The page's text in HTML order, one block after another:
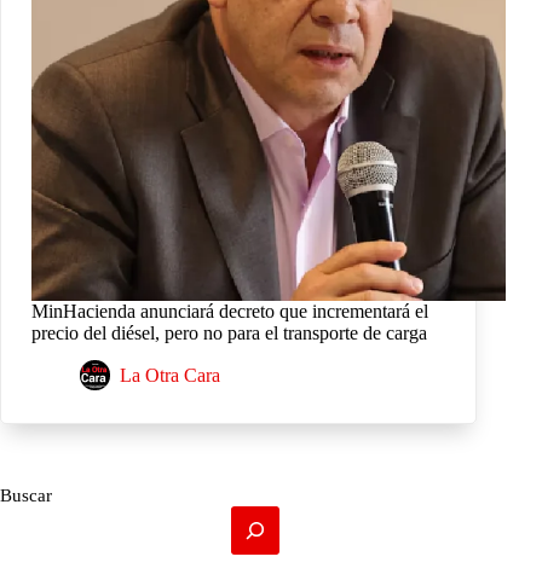
MinHacienda anunciará decreto que incrementará el
precio del diésel, pero no para el transporte de carga
La Otra Cara
Buscar